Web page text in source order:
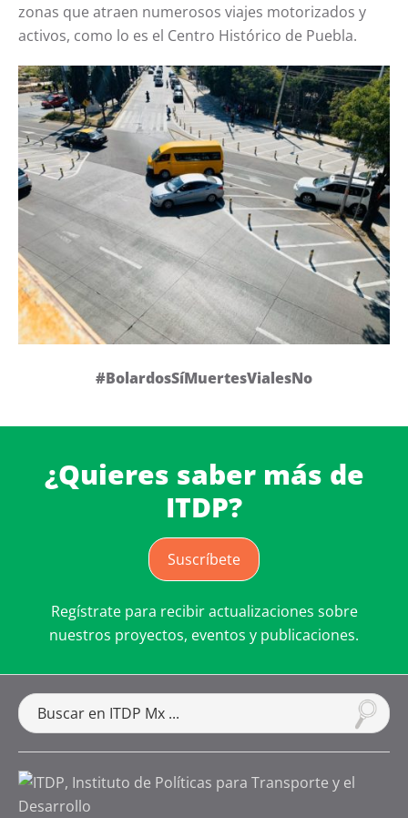
zonas que atraen numerosos viajes motorizados y
activos, como lo es el Centro Histórico de Puebla.
#BolardosSíMuertesVialesNo
¿Quieres saber más de
ITDP?
Suscríbete
Regístrate para recibir actualizaciones sobre
nuestros proyectos, eventos y publicaciones.